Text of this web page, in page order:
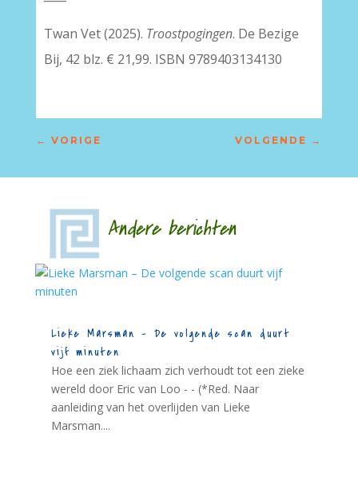
Twan Vet (2025). Troostpogingen. De Bezige
Bij, 42 blz. € 21,99. ISBN 9789403134130
← VORIGE VOLGENDE →
Andere berichten
Lieke Marsman – De volgende scan duurt
vijf minuten
Hoe een ziek lichaam zich verhoudt tot een zieke
wereld door Eric van Loo - - (*Red. Naar
aanleiding van het overlijden van Lieke
Marsman....